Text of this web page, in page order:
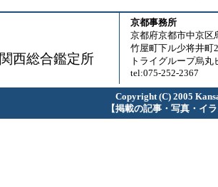
関西総合鑑定所
京都事務所
京都府京都市中京区
竹屋町下ル少将井町
トライグループ烏丸
tel:075-252-2367
Copyright (C) 2005
【掲載の記事・写真・イラ